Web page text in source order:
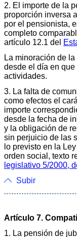
2. El importe de la
proporción inversa
por el pensionista,
completo
artículo 12.1 del
La minoración de
desde el día en
actividades.
3. La falta de
como efectos el
importe
desde la fecha de
y la obligación de
sin perjuicio de las
lo previsto en la
orden social, texto
legislativo 5/2000,
Subir
Artículo 7.
1. La pensión de